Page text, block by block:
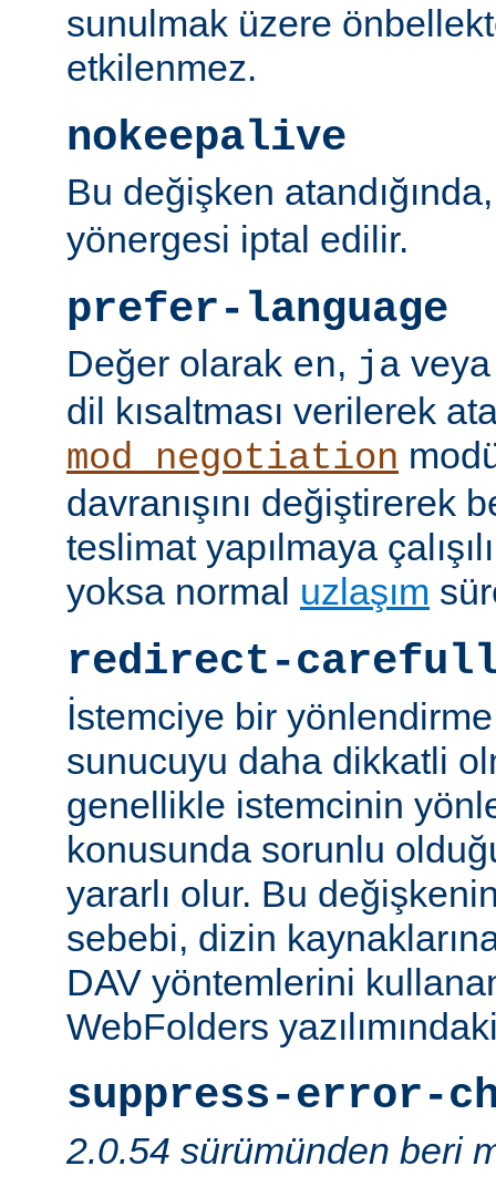
sunulmak üzere
etkilenmez.
nokeepalive
Bu değişken
yönergesi iptal edilir.
prefer-language
Değer olarak en, ja
dil kısaltması verilerek
mod_negotiation
davranışını değiştirerek
teslimat yapılmaya
yoksa normal uzlaşım
redirect-
İstemciye bir
sunucuyu daha dikkatli
genellikle istemcinin
konusunda sorunlu
yararlı olur. Bu
sebebi, dizin
DAV yöntemlerini
WebFolders
suppress-error-
2.0.54 sürümünden beri